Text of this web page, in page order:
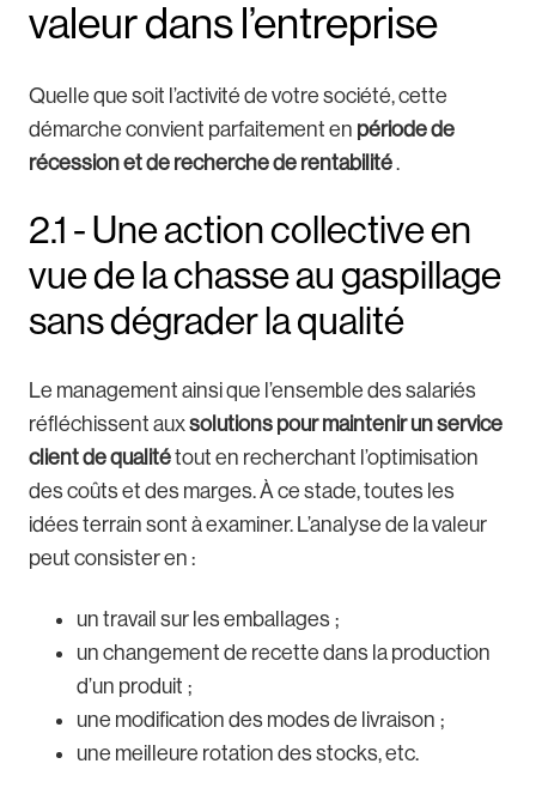
valeur dans l’entreprise
Quelle que soit l’activité de votre société, cette
démarche convient parfaitement en période de
récession et de recherche de rentabilité.
2.1 - Une action collective en
vue de la chasse au gaspillage
sans dégrader la qualité
Le management ainsi que l’ensemble des salariés
réfléchissent auxsolutions pour maintenir un service
client de qualitétout en recherchant l’optimisation
des coûts et des marges. À ce stade, toutes les
idées terrain sont à examiner. L’analyse de la valeur
peut consister en :
un travail sur les emballages ;
un changement de recette dans la production
d’un produit ;
une modification des modes de livraison ;
une meilleure rotation des stocks, etc.